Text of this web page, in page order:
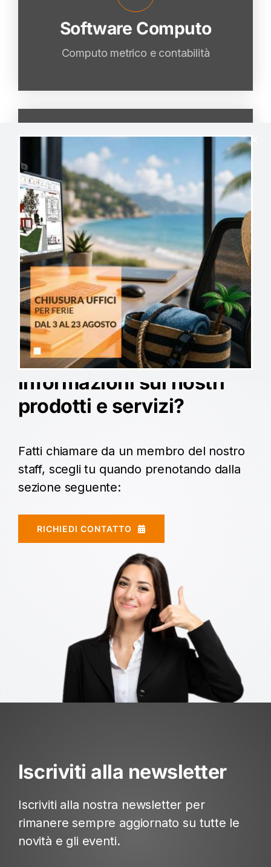
Software Computo
Computo metrico e contabilità
VAI
Software Termica
Superbonus e prestazioni
Software Termica
VAI
Vuoi maggiori
informazioni sui nostri
prodotti e servizi?
Fatti chiamare da un membro del nostro
staff, scegli tu quando prenotando dalla
sezione seguente:
RICHIEDI CONTATTO
Iscriviti alla newsletter
Iscriviti alla nostra newsletter per
rimanere sempre aggiornato su tutte le
novità e gli eventi.